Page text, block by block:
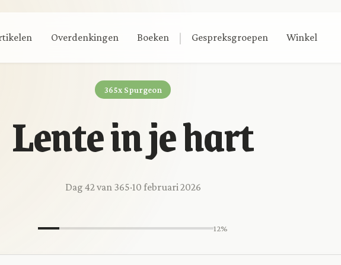
Overdenkingen Boeken | Gespreksgroepen Winkel
365x Spurgeon
Lente in je hart
Dag 42 van 365·10 februari 2026
12%